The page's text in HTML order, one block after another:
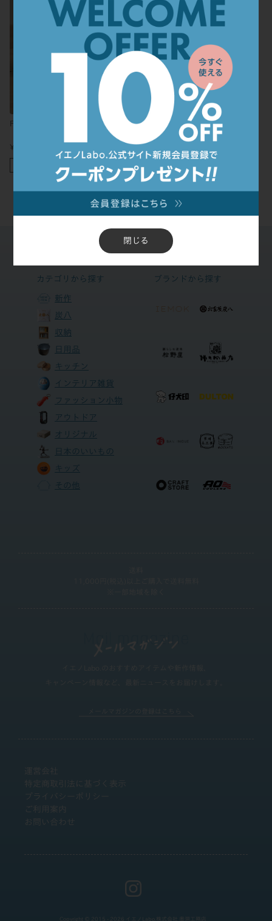
閉じる
Freddy Leck｜洗濯用ブラシ
¥
在庫切れ
カテゴリから探す
新作
炭八
収納
日用品
キッチン
インテリア雑貨
ファッション小物
アウトドア
オリジナル
日本のいいもの
キッズ
その他
ブランドから探す
運営会社
特定商取引法に基づく表示
プライバシーポリシー
ご利用案内
お問い合わせ
Copyright © 2015 - 2026 イエノLabo.株式会社 奥洞工務店